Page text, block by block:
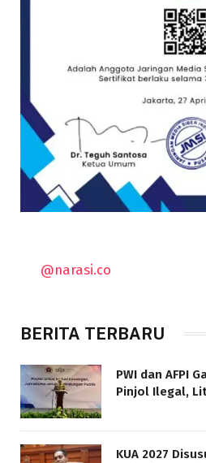
@narasi.co
BERITA TERBARU
PWI dan AFPI
Pinjol Ilegal,
KUA 2027